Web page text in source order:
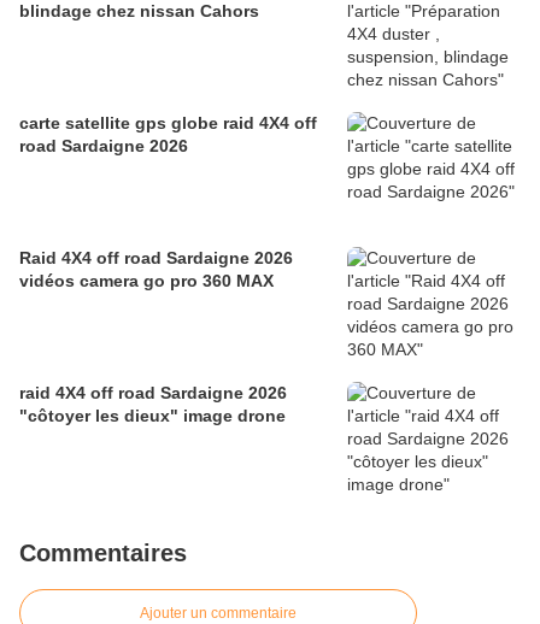
blindage chez nissan Cahors
carte satellite gps globe raid 4X4 off
road Sardaigne 2026
Raid 4X4 off road Sardaigne 2026
vidéos camera go pro 360 MAX
raid 4X4 off road Sardaigne 2026
"côtoyer les dieux" image drone
Commentaires
Ajouter un commentaire